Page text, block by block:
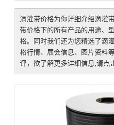
滴灌带价格为你详细介绍滴灌
带价格 下的所有产品的用途、
格。同时我们还为您精选了滴
格行情、展会信息、图片资料
评，欲了解更多详细信息,请点